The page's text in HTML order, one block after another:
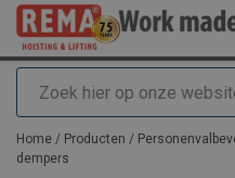
Zoeken
toegevoegd aan uw offerte
Home / Producten /
dempers